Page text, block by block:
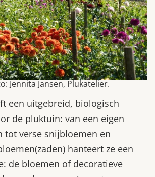
Jennita Jansen, Plukatelier.
een uitgebreid, biologisch
de pluktuin: van een eigen
tot verse snijbloemen en
hanteert ze een
de bloemen of decoratieve